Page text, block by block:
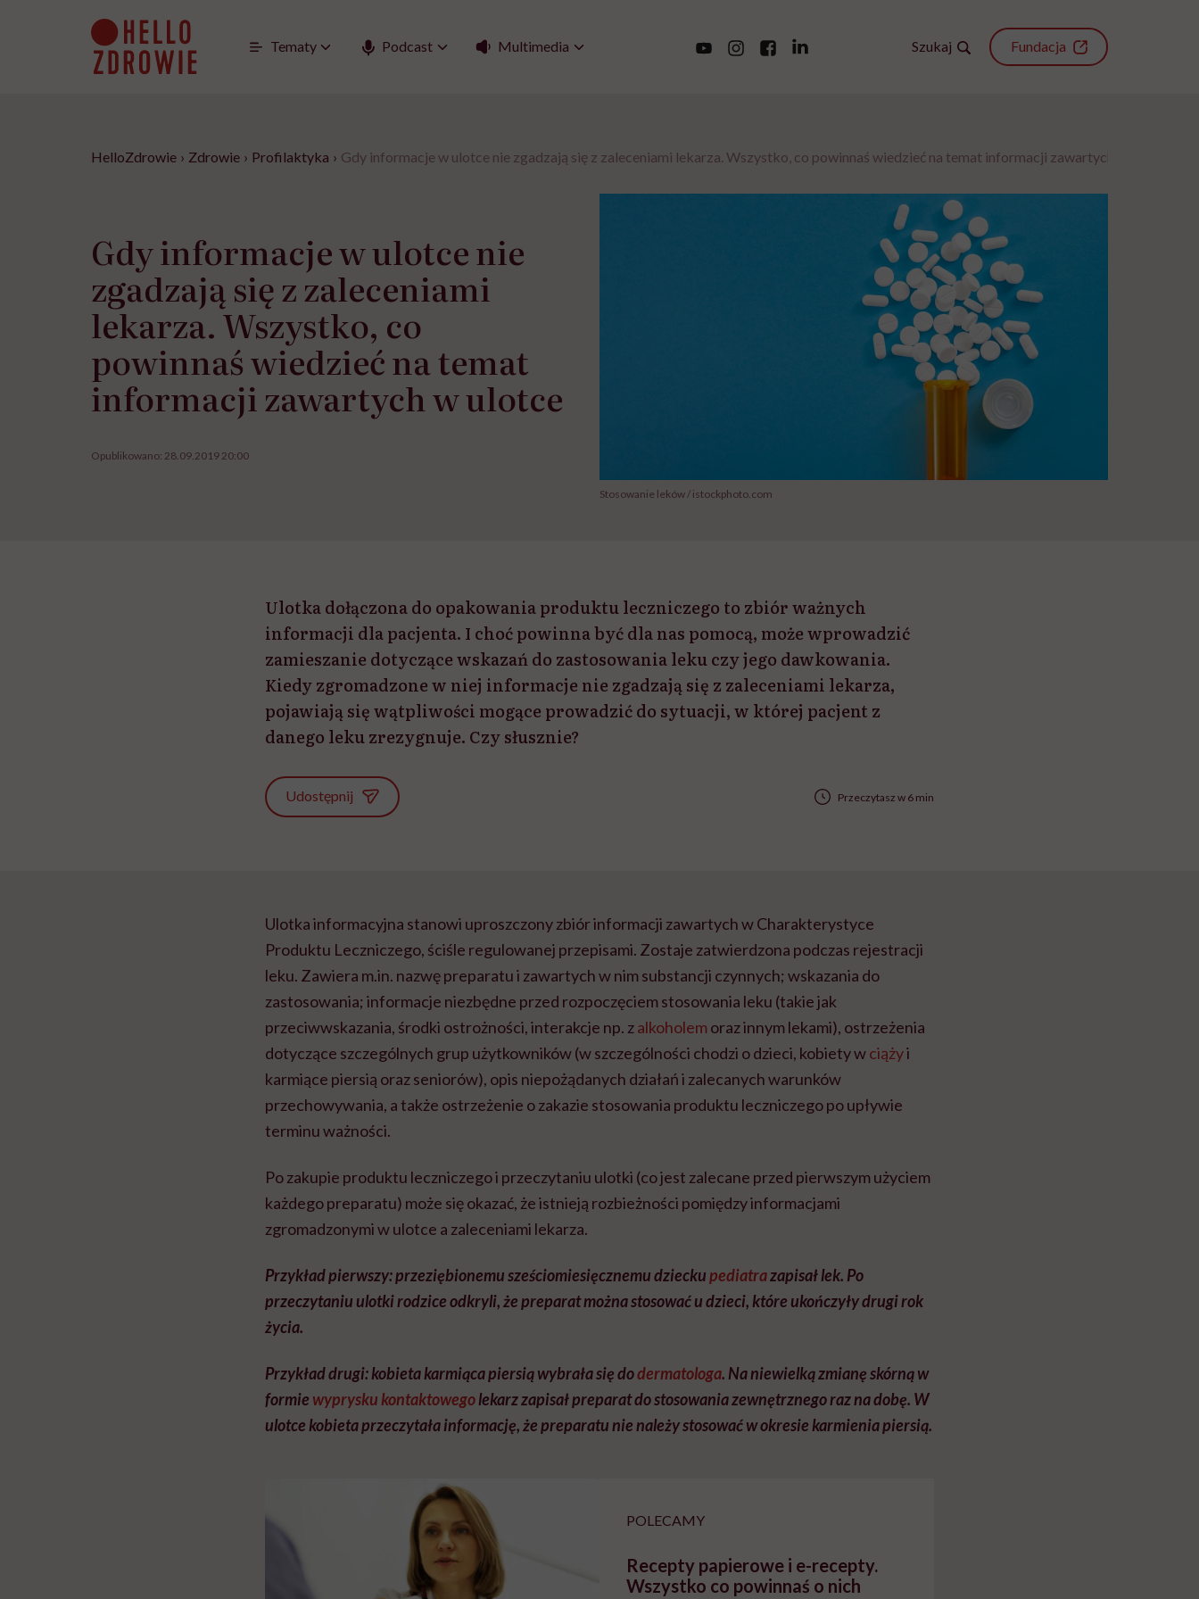
Tematy Podcast Multimedia Szukaj Fundacja
HelloZdrowie › Zdrowie › Profilaktyka › Gdy informacje w ulotce nie zgadzają się z zaleceniami lekarza. Wszystko, co powinnaś wiedzieć na temat informacji zawartych w ulotce
Gdy informacje w ulotce nie
zgadzają się z zaleceniami
lekarza. Wszystko, co
powinnaś wiedzieć na temat
informacji zawartych w ulotce
Opublikowano: 28.09.2019 20:00
Stosowanie leków / istockphoto.com
Ulotka dołączona do opakowania produktu leczniczego to zbiór ważnych
informacji dla pacjenta. I choć powinna być dla nas pomocą, może wprowadzić
zamieszanie dotyczące wskazań do zastosowania leku czy jego dawkowania.
Kiedy zgromadzone w niej informacje nie zgadzają się z zaleceniami lekarza,
pojawiają się wątpliwości mogące prowadzić do sytuacji, w której pacjent z
danego leku zrezygnuje. Czy słusznie?
Udostępnij Przeczytasz w 6 min
Ulotka informacyjna stanowi uproszczony zbiór informacji zawartych w Charakterystyce
Produktu Leczniczego, ściśle regulowanej przepisami. Zostaje zatwierdzona podczas rejestracji
leku. Zawiera m.in. nazwę preparatu i zawartych w nim substancji czynnych; wskazania do
zastosowania; informacje niezbędne przed rozpoczęciem stosowania leku (takie jak
przeciwwskazania, środki ostrożności, interakcje np. zalkoholem oraz innym lekami), ostrzeżenia
dotyczące szczególnych grup użytkowników (w szczególności chodzi o dzieci, kobiety wciążyi
karmiące piersią oraz seniorów), opis niepożądanych działań i zalecanych warunków
przechowywania, a także ostrzeżenie o zakazie stosowania produktu leczniczego po upływie
terminu ważności.
Po zakupie produktu leczniczego i przeczytaniu ulotki (co jest zalecane przed pierwszym użyciem
każdego preparatu) może się okazać, że istnieją rozbieżności pomiędzy informacjami
zgromadzonymi w ulotce a zaleceniami lekarza.
Przykład pierwszy: przeziębionemu sześciomiesięcznemu dzieckupediatrazapisał lek. Po
przeczytaniu ulotki rodzice odkryli, że preparat można stosować u dzieci, które ukończyły drugi rok
życia.
Przykład drugi: kobieta karmiąca piersią wybrała się dodermatologa. Na niewielką zmianę skórną w
formie wyprysku kontaktowegolekarz zapisał preparat do stosowania zewnętrznego raz na dobę. W
ulotce kobieta przeczytała informację, że preparatu nie należy stosować w okresie karmienia piersią.
POLECAMY
Recepty papierowe i e-recepty.
Wszystko co powinnaś o nich